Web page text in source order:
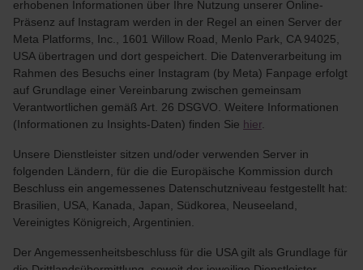
erhobenen Informationen über Ihre Nutzung unserer Online-
Präsenz auf Instagram werden in der Regel an einen Server der
Meta Platforms, Inc., 1601 Willow Road, Menlo Park, CA 94025,
USA übertragen und dort gespeichert. Die Datenverarbeitung im
Rahmen des Besuchs einer Instagram (by Meta) Fanpage erfolgt
auf Grundlage einer Vereinbarung zwischen gemeinsam
Verantwortlichen gemäß Art. 26 DSGVO. Weitere Informationen
(Informationen zu Insights-Daten) finden Sie hier.
Unsere Dienstleister sitzen und/oder verwenden Server in
folgenden Ländern, für die die Europäische Kommission durch
Beschluss ein angemessenes Datenschutzniveau festgestellt hat:
Brasilien, USA, Kanada, Japan, Südkorea, Neuseeland,
Vereinigtes Königreich, Argentinien.
Der Angemessenheitsbeschluss für die USA gilt als Grundlage für